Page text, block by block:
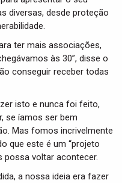
diversas, desde proteção
ter mais associações,
às 30”, disse o
conseguir receber todas
isto e nunca foi feito,
se íamos ser bem
Mas fomos incrivelmente
que este é um “projeto
possa voltar acontecer.
a nossa ideia era fazer